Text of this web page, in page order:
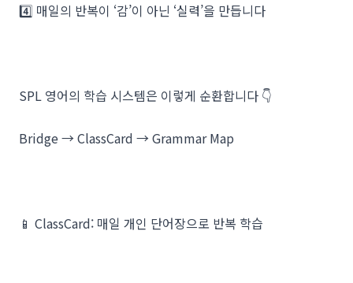
4️⃣ 매일의 반복이 ‘감’이 아닌 ‘실력’을 만듭니다
SPL 영어의 학습 시스템은 이렇게 순환합니다 👇
Bridge → ClassCard → Grammar Map
📱 ClassCard: 매일 개인 단어장으로 반복 학습